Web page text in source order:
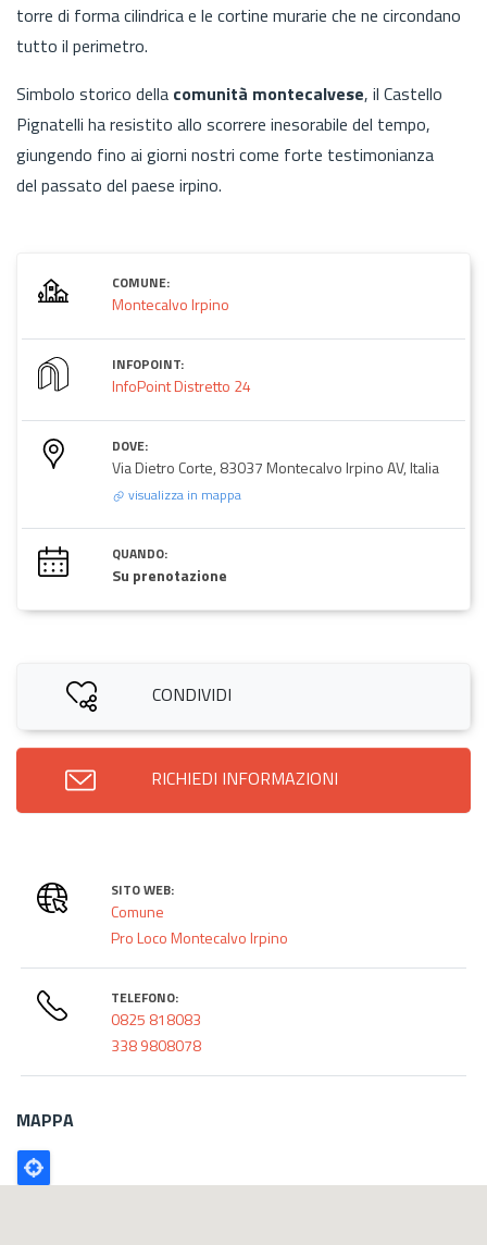
torre di forma cilindrica e le cortine murarie che ne circondano
tutto il perimetro.
Simbolo storico della comunità montecalvese, il Castello
Pignatelli ha resistito allo scorrere inesorabile del tempo,
giungendo fino ai giorni nostri come forte testimonianza
del passato del paese irpino.
COMUNE:
Montecalvo Irpino
INFOPOINT:
InfoPoint Distretto 24
DOVE:
Via Dietro Corte, 83037 Montecalvo Irpino AV, Italia
visualizza in mappa
QUANDO:
Su prenotazione
CONDIVIDI
RICHIEDI INFORMAZIONI
SITO WEB:
Comune
Pro Loco Montecalvo Irpino
TELEFONO:
0825 818083
338 9808078
MAPPA
Poligono
GEO